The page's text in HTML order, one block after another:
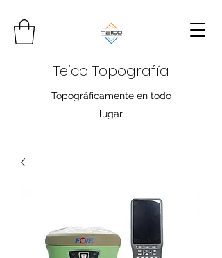
Teico Topografía
Topográficamente en todo
lugar